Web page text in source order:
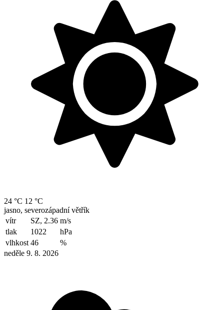
24 °C 12 °C
jasno, severozápadní větřík
vítr
SZ, 2.36 m/s
tlak
1022
hPa
vlhkost 46
%
neděle 9. 8. 2026